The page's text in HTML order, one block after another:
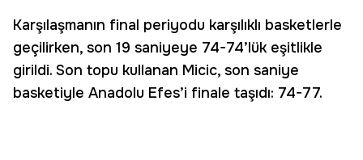
Karşılaşmanın final periyodu karşılıklı basketlerle
geçilirken, son 19 saniyeye 74-74’lük eşitlikle
girildi. Son topu kullanan Micic, son saniye
basketiyle Anadolu Efes’i finale taşıdı: 74-77.